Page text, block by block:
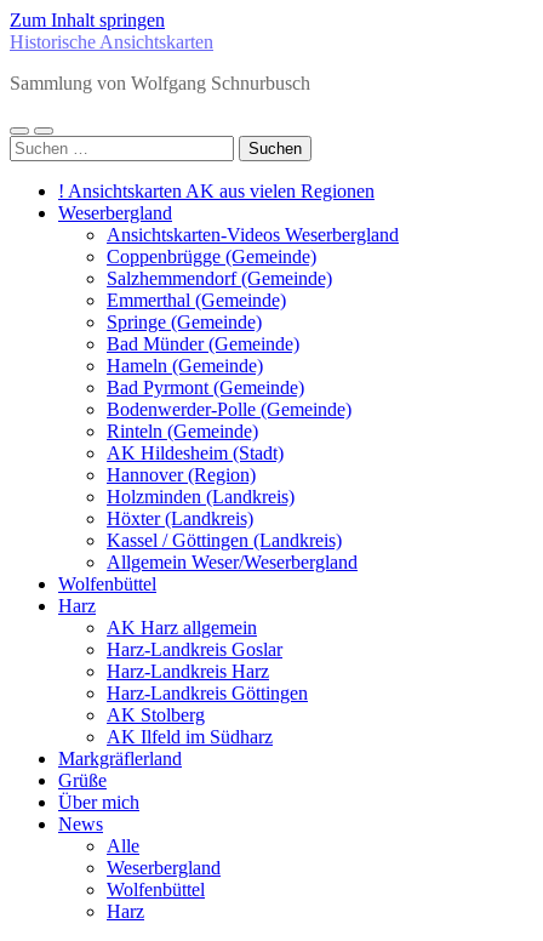
Zum Inhalt springen
Historische Ansichtskarten
Sammlung von Wolfgang Schnurbusch
Mobile-
Menü
Suchfeld
ein-/ausblenden
Suchen
nach:
! Ansichtskarten AK aus vielen Regionen
Weserbergland
Ansichtskarten-Videos Weserbergland
Coppenbrügge (Gemeinde)
Salzhemmendorf (Gemeinde)
Emmerthal (Gemeinde)
Springe (Gemeinde)
Bad Münder (Gemeinde)
Hameln (Gemeinde)
Bad Pyrmont (Gemeinde)
Bodenwerder-Polle (Gemeinde)
Rinteln (Gemeinde)
AK Hildesheim (Stadt)
Hannover (Region)
Holzminden (Landkreis)
Höxter (Landkreis)
Kassel / Göttingen (Landkreis)
Allgemein Weser/Weserbergland
Wolfenbüttel
Harz
AK Harz allgemein
Harz-Landkreis Goslar
Harz-Landkreis Harz
Harz-Landkreis Göttingen
AK Stolberg
AK Ilfeld im Südharz
Markgräflerland
Grüße
Über mich
News
Alle
Weserbergland
Wolfenbüttel
Harz